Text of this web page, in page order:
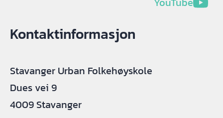
Kontaktinformasjon
Stavanger Urban Folkehøyskole
Dues vei 9
4009 Stavanger